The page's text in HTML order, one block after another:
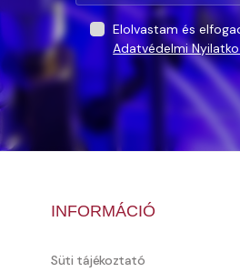
Elolvastam és
Adatvédelmi
INFORMÁCIÓ
Süti tájékoztató